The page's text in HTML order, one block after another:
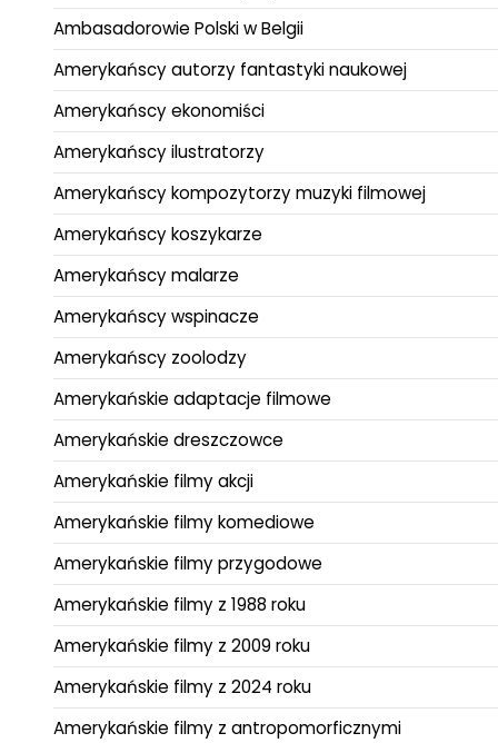
Ambasadorowie Polski w Belgii
Amerykańscy autorzy fantastyki naukowej
Amerykańscy ekonomiści
Amerykańscy ilustratorzy
Amerykańscy kompozytorzy muzyki filmowej
Amerykańscy koszykarze
Amerykańscy malarze
Amerykańscy wspinacze
Amerykańscy zoolodzy
Amerykańskie adaptacje filmowe
Amerykańskie dreszczowce
Amerykańskie filmy akcji
Amerykańskie filmy komediowe
Amerykańskie filmy przygodowe
Amerykańskie filmy z 1988 roku
Amerykańskie filmy z 2009 roku
Amerykańskie filmy z 2024 roku
Amerykańskie filmy z antropomorficznymi